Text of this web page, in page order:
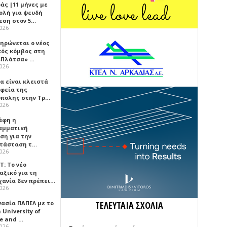
|11 μήνες με
για ψευδή
στον 5…
ο νέος
κόμβος στη
…
είναι κλειστά
της
στην Τρ…
η
για την
τ…
Το νέο
για τη
δεν πρέπει…
ΠΑΠΕΛ με το
University of
and …
ΤΕΛΕΥΤΑΙΑ ΣΧΟΛΙΑ